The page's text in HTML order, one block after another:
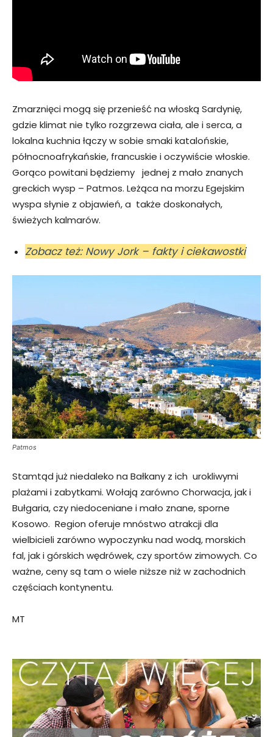
Zmarznięci mogą się przenieść na włoską Sardynię,
gdzie klimat nie tylko rozgrzewa ciała, ale i serca, a
lokalna kuchnia łączy w sobie smaki katalońskie,
północnoafrykańskie, francuskie i oczywiście włoskie.
Gorąco powitani będziemy jednej z mało znanych
greckich wysp – Patmos. Leżąca na morzu Egejskim
wyspa słynie z objawień, a także doskonałych,
świeżych kalmarów.
Zobacz też: Nowy Jork – fakty i ciekawostki
Patmos
Stamtąd już niedaleko na Bałkany z ich urokliwymi
plażami i zabytkami. Wołają zarówno Chorwacja, jak i
Bułgaria, czy niedoceniane i mało znane, sporne
Kosowo. Region oferuje mnóstwo atrakcji dla
wielbicieli zarówno wypoczynku nad wodą, morskich
fal, jak i górskich wędrówek, czy sportów zimowych. Co
ważne, ceny są tam o wiele niższe niż w zachodnich
częściach kontynentu.
MT